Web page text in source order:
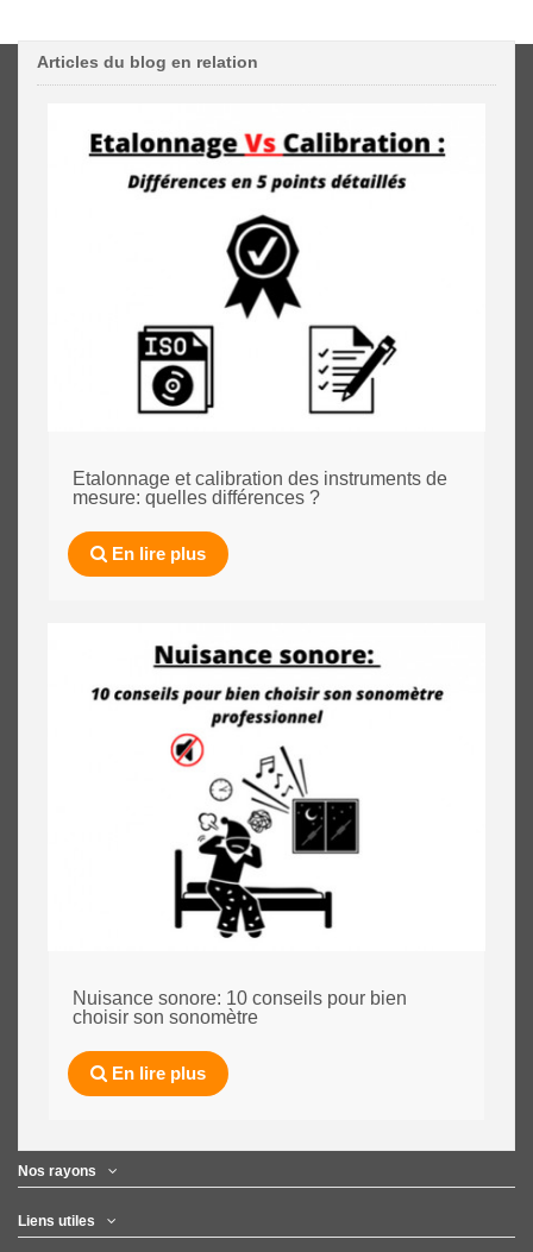
Articles du blog en relation
Etalonnage et calibration des instruments de
mesure: quelles différences ?
En lire plus
Nuisance sonore: 10 conseils pour bien
choisir son sonomètre
En lire plus
Nos rayons
Liens utiles